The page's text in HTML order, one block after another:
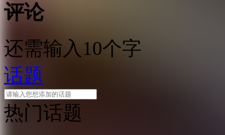
评论
还需输入10个字
话题
热门话题